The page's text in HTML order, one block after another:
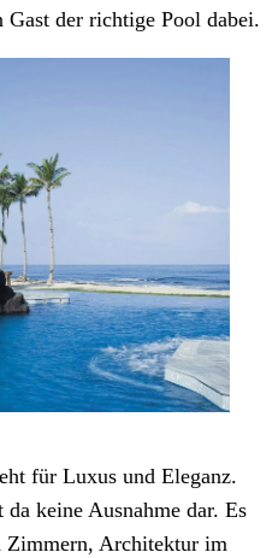
der richtige Pool dabei.
für Luxus und Eleganz.
da keine Ausnahme dar. Es
Zimmern, Architektur im